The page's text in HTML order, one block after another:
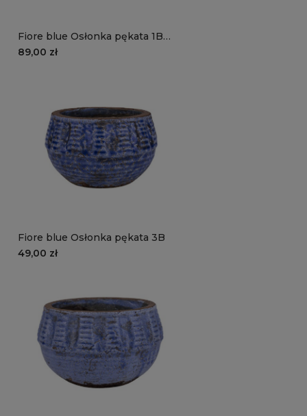
Fiore blue Osłonka pękata 1B
wazon
89,00 zł
Fiore blue Osłonka pękata 3B
49,00 zł